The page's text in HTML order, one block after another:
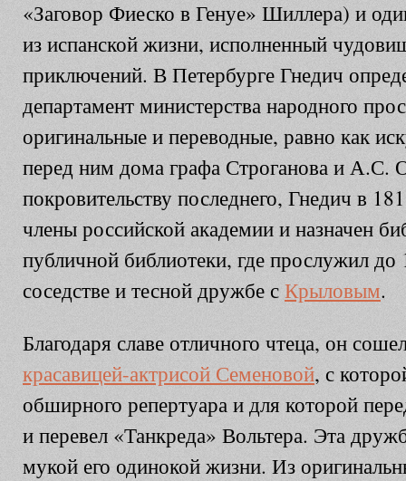
«Заговор Фиеско в Генуе» Шиллера) и
из испанской жизни, исполненный
приключений. В Петербурге Гнедич
департамент министерства народного
оригинальные и переводные, равно как
перед ним дома графа Строганова и А.С.
покровительству последнего, Гнедич в
члены российской академии и назначен
публичной библиотеки, где прослужил
соседстве и тесной дружбе сКрыловым.
Благодаря славе отличного чтеца, он
красавицей-актрисой Семеновой, с
обширного репертуара и для которой
и перевел «Танкреда» Вольтера. Эта
мукой его одинокой жизни. Из